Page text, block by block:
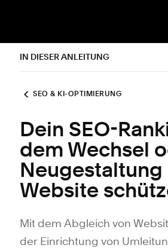
IN DIESER ANLEITUNG
SEO & KI-OPTIMIERUNG
Dein SEO-
dem Wechsel
Neugestaltung
Website
Mit dem Abgleich von
der Einrichtung von